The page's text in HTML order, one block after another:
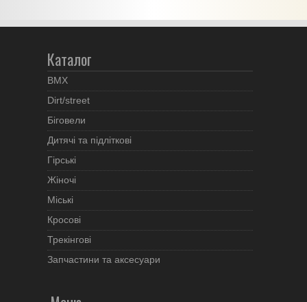
Каталог
BMX
Dirt/street
Біговели
Дитячі та підліткові
Гірські
Жіночі
Міські
Кросові
Трекінгові
Запчастини та аксесуари